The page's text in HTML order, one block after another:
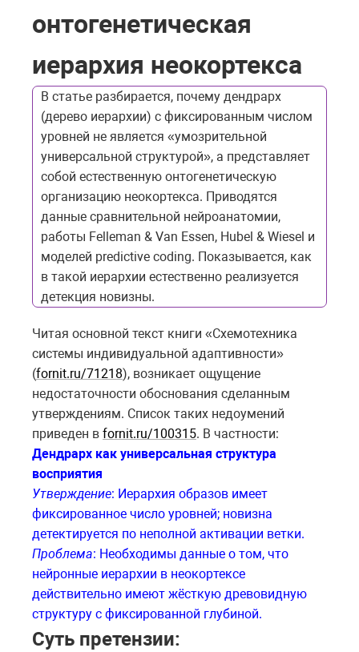
онтогенетическая
иерархия неокортекса
В статье разбирается, почему дендрарх
(дерево иерархии) с фиксированным числом
уровней не является «умозрительной
универсальной структурой», а представляет
собой естественную онтогенетическую
организацию неокортекса. Приводятся
данные сравнительной нейроанатомии,
работы Felleman & Van Essen, Hubel & Wiesel и
моделей predictive coding. Показывается, как
в такой иерархии естественно реализуется
детекция новизны.
Читая основной текст книги «Схемотехника
системы индивидуальной адаптивности»
(fornit.ru/71218), возникает ощущение
недостаточности обоснования сделанным
утверждениям. Список таких недоумений
приведен в fornit.ru/100315. В частности:
Дендрарх как универсальная структура
восприятия
Утверждение: Иерархия образов имеет
фиксированное число уровней; новизна
детектируется по неполной активации ветки.
Проблема: Необходимы данные о том, что
нейронные иерархии в неокортексе
действительно имеют жёсткую древовидную
структуру с фиксированной глубиной.
Суть претензии: